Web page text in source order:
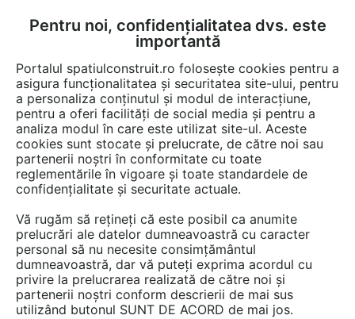
FĂ-ȚI CONT LOGIN
CUM SE FACE
EȘTI AICI: Video
Termostat pentru incalzirea prin
pardoseala - DEVIreg™ Touch
260 afisari
Pentru noi, confidențialitatea dvs. este
importantă
Portalul spatiulconstruit.ro folosește cookies pentru a
asigura funcționalitatea și securitatea site-ului, pentru
a personaliza conținutul și modul de interacțiune,
pentru a oferi facilități de social media și pentru a
analiza modul în care este utilizat site-ul. Aceste
cookies sunt stocate și prelucrate, de către noi sau
partenerii noștri în conformitate cu toate
reglementările în vigoare și toate standardele de
confidențialitate și securitate actuale.
Vă rugăm să rețineți că este posibil ca anumite
prelucrări ale datelor dumneavoastră cu caracter
personal să nu necesite consimțământul
dumneavoastră, dar vă puteți exprima acordul cu
privire la prelucrarea realizată de către noi și
partenerii noștri conform descrierii de mai sus
utilizând butonul SUNT DE ACORD de mai jos.